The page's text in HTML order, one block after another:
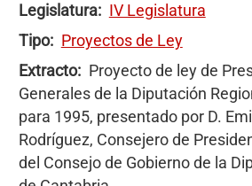
Legislatura
IV Legislatura
Tipo
Proyectos de Ley
Extracto
Proyecto de ley de
Generales de la Diputación
para 1995, presentado por D.
Rodríguez, Consejero de
del Consejo de Gobierno de la